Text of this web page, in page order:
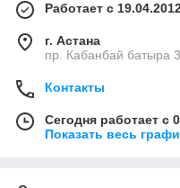
Работает с
г. Астана
пр. Кабанбай батыра
Контакты
Сегодня работает с
Показать весь